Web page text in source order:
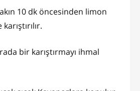
10 dk öncesinden limon
bir karıştırmayı ihmal